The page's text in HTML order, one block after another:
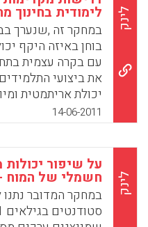
הקשורות לעיבוד
האפשריות לחפיפה
לחישובים
משתמשים באותן
מעובד במוח. ( גיל
לינק לימודית בחינוך
במחקר זה ,שנערך
בוחן באיזה היקף
עם בקרה עצמית
את ביצועי
יכולת אריתמטית
עצמית נבחנו
והחודשיים
הביניים. המבדקים
המחקר מראה
חשוב לכל היכולות
חטיבת הביניים.
פעולות עם מספרים
מספר לכל היכולות
14-06-2011
לינק
על שיפור
חשמלי של המוח